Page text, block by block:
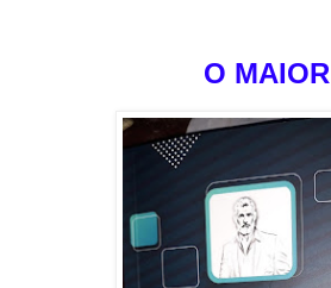
O MAIOR